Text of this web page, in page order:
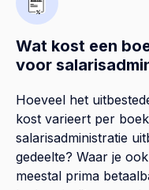
Wat kost een
voor
Hoeveel het
kost varieert per
salarisadministratie
gedeelte? Waar je
meestal prima